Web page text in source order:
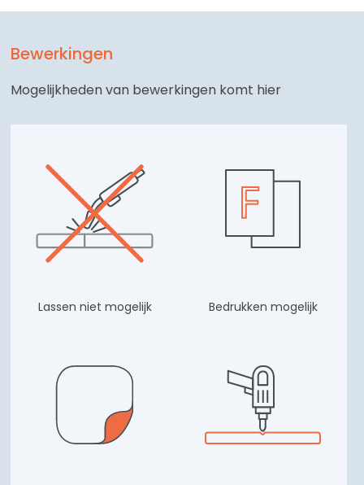
Bewerkingen
Mogelijkheden van bewerkingen komt hier
Lassen niet mogelijk Bedrukken mogelijk